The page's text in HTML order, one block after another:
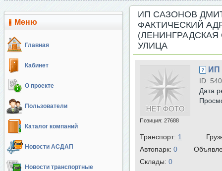
Меню
Главная
Кабинет
О проекте
Пользователи
Каталог компаний
Новости АСДАП
Новости транспортные
ИП САЗОНОВ
ФАКТИЧЕСКИЙ
УЛИЦА
Позиция: 27688
ИП
ID: 540
Дата
Транспорт: 1
Автопарк: 0
Cклады: 0